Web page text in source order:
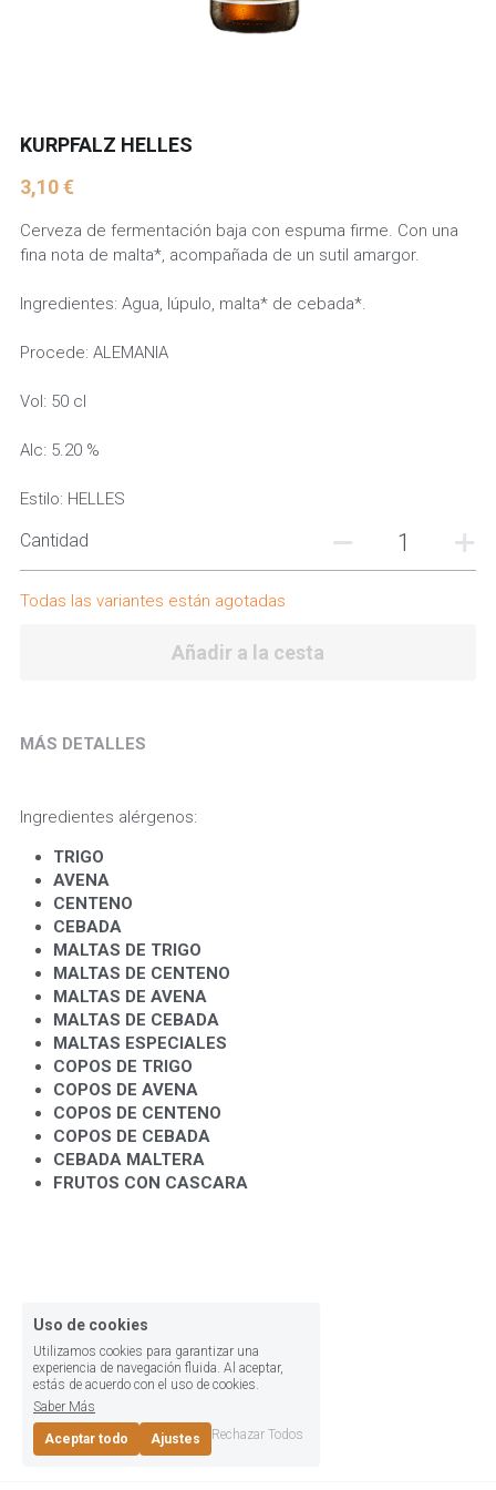
KURPFALZ HELLES
3,10 €
Cerveza de fermentación baja con espuma firme. Con una
fina nota de malta*, acompañada de un sutil amargor.
Ingredientes: Agua, lúpulo, malta* de cebada*.
Procede: ALEMANIA
Vol: 50 cl
Alc: 5.20 %
Estilo: HELLES
Cantidad
Todas las variantes están agotadas
Añadir a la cesta
MÁS DETALLES
Ingredientes alérgenos:
TRIGO
AVENA
CENTENO
CEBADA
MALTAS DE TRIGO
MALTAS DE CENTENO
MALTAS DE AVENA
MALTAS DE CEBADA
MALTAS ESPECIALES
COPOS DE TRIGO
COPOS DE AVENA
COPOS DE CENTENO
COPOS DE CEBADA
CEBADA MALTERA
FRUTOS CON CASCARA
Uso de cookies
Utilizamos cookies para garantizar una
experiencia de navegación fluida. Al aceptar,
estás de acuerdo con el uso de cookies.
Saber Más
Aceptar todo Ajustes Rechazar Todos